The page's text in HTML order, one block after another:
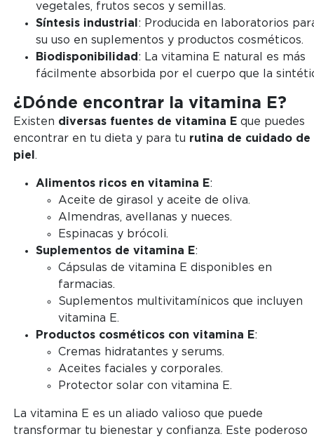
vegetales, frutos secos y semillas.
Síntesis industrial : Producida en laboratorios
su uso en suplementos y productos cosméticos.
Biodisponibilidad : La vitamina E natural es más
fácilmente absorbida por el cuerpo que la
¿Dónde encontrar la vitamina E?
Existen diversas fuentes de vitamina Eque puedes
encontrar en tu dieta y para tu rutina de cuidado de
piel .
Alimentos ricos en vitamina E:
Aceite de girasol y aceite de oliva.
Almendras, avellanas y nueces.
Espinacas y brócoli.
Suplementos de vitamina E:
Cápsulas de vitamina E disponibles en
farmacias.
Suplementos multivitamínicos que incluyen
vitamina E.
Productos cosméticos con vitamina E:
Cremas hidratantes y serums.
Aceites faciales y corporales.
Protector solar con vitamina E.
La vitamina E es un aliado valioso que puede
transformar tu bienestar y confianza. Este poderoso